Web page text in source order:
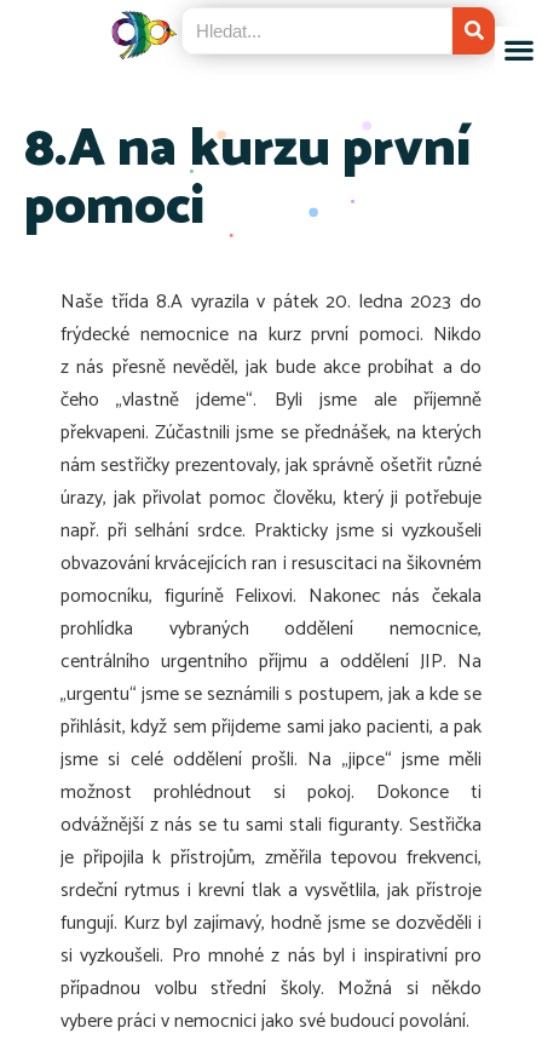
8.A na kurzu první
pomoci
Naše třída 8.A vyrazila v pátek 20. ledna 2023 do
frýdecké nemocnice na kurz první pomoci. Nikdo
z nás přesně nevěděl, jak bude akce probíhat a do
čeho „vlastně jdeme“. Byli jsme ale příjemně
překvapeni. Zúčastnili jsme se přednášek, na kterých
nám sestřičky prezentovaly, jak správně ošetřit různé
úrazy, jak přivolat pomoc člověku, který ji potřebuje
např. při selhání srdce. Prakticky jsme si vyzkoušeli
obvazování krvácejících ran i resuscitaci na šikovném
pomocníku, figuríně Felixovi. Nakonec nás čekala
prohlídka vybraných oddělení nemocnice,
centrálního urgentního příjmu a oddělení JIP. Na
„urgentu“ jsme se seznámili s postupem, jak a kde se
přihlásit, když sem přijdeme sami jako pacienti, a pak
jsme si celé oddělení prošli. Na „jipce“ jsme měli
možnost prohlédnout si pokoj. Dokonce ti
odvážnější z nás se tu sami stali figuranty. Sestřička
je připojila k přístrojům, změřila tepovou frekvenci,
srdeční rytmus i krevní tlak a vysvětlila, jak přístroje
fungují. Kurz byl zajímavý, hodně jsme se dozvěděli i
si vyzkoušeli. Pro mnohé z nás byl i inspirativní pro
případnou volbu střední školy. Možná si někdo
vybere práci v nemocnici jako své budoucí povolání.